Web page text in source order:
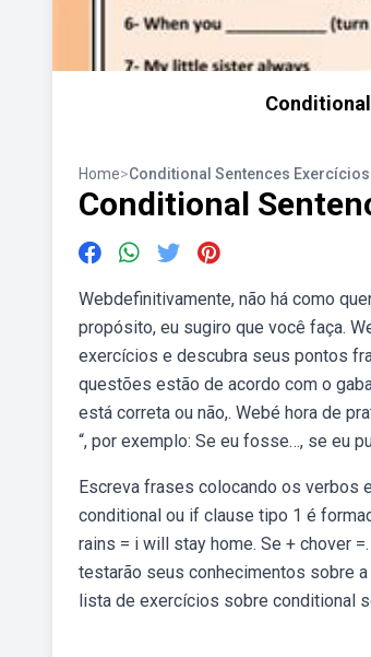
Home>Conditional Sentences
Conditional
Webdefinitivamente, não há como
propósito, eu sugiro que você faça.
exercícios e descubra seus pontos
questões estão de acordo com o
está correta ou não,. Webé hora de
“, por exemplo: Se eu fosse…, se eu
Escreva frases colocando os verbos
conditional ou if clause tipo 1 é
rains = i will stay home. Se + chover
testarão seus conhecimentos sobre
lista de exercícios sobre conditional